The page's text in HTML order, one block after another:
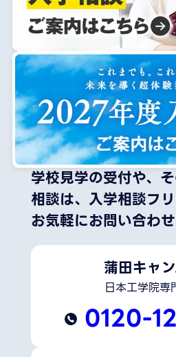
学校見学の受付や、
相談は、 入学相談フ
お気軽にお問い合わせ
蒲田キャ
日本工学院専
0120-